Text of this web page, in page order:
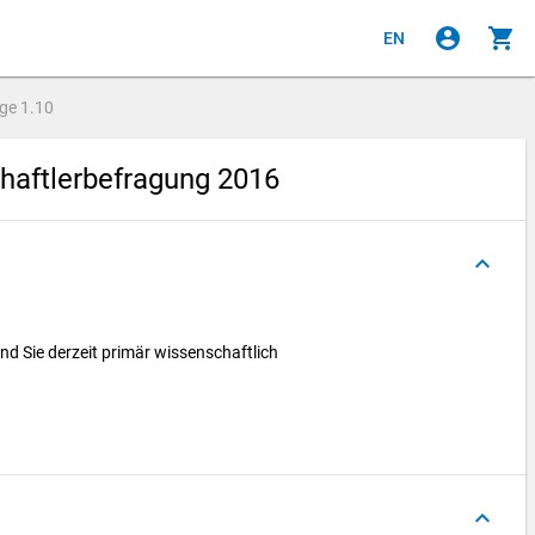
EN account_circle shopping_cart
1.10
2016
keyboard_arrow_up
Sie derzeit primär wissenschaftlich
keyboard_arrow_up